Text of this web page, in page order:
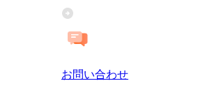
お問い合わせ